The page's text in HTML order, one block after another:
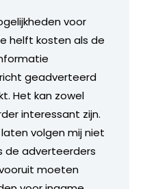
voor
helft kosten als de
geadverteerd
Het kan zowel
interessant zijn.
volgen mij niet
de adverteerders
moeten